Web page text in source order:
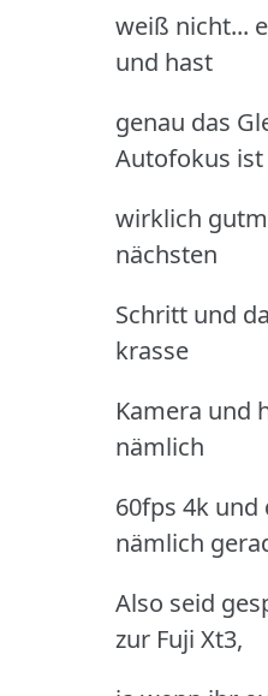
weiß nicht...
und hast
genau das
Autofokus ist
wirklich
nächsten
Schritt und
krasse
Kamera und
nämlich
60fps 4k und
nämlich
Also seid
zur Fuji Xt3,